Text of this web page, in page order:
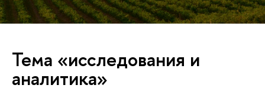
Тема «исследования и
аналитика»